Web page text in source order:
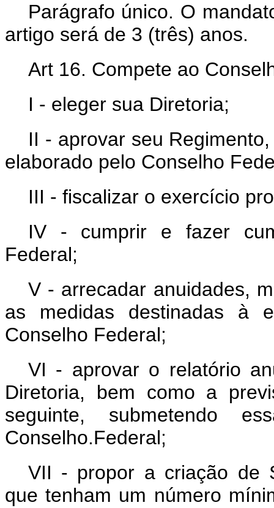
Parágrafo único. O
artigo será de 3 (três) anos.
Art 16. Compete ao
I - eleger sua Diretoria;
II - aprovar seu
elaborado pelo Conselho
III - fiscalizar o exercício
IV - cumprir e fazer
Federal;
V - arrecadar anuidades,
as medidas destinadas à
Conselho Federal;
VI - aprovar o relatório
Diretoria, bem como a
seguinte, submetendo
Conselho.Federal;
VII - propor a criação de
que tenham um número